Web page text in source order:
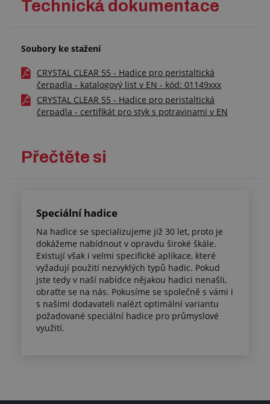
Technická dokumentace
Soubory ke stažení
CRYSTAL CLEAR 55 - Hadice pro peristaltická
čerpadla - katalogový list v EN - kód: 01149xxx
CRYSTAL CLEAR 55 - Hadice pro peristaltická
čerpadla - certifikát pro styk s potravinami v EN
Přečtěte si
Speciální hadice
Na hadice se specializujeme již 30 let, proto je
dokážeme nabídnout v opravdu široké škále.
Existují však i velmi specifické aplikace, které
vyžadují použití nezvyklých typů hadic. Pokud
jste tedy v naší nabídce nějakou hadici nenašli,
obraťte se na nás. Pokusíme se společně s vámi i
s našimi dodavateli nalézt optimální variantu
požadované speciální hadice pro průmyslové
využití.